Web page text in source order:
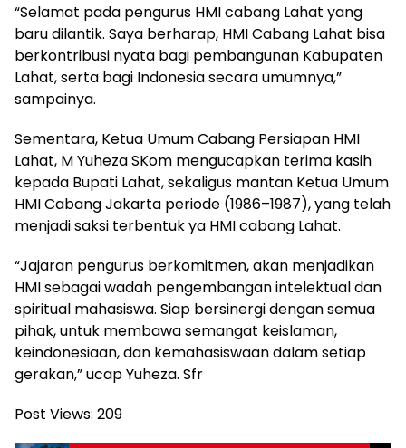
“Selamat pada pengurus HMI cabang Lahat yang
baru dilantik. Saya berharap, HMI Cabang Lahat bisa
berkontribusi nyata bagi pembangunan Kabupaten
Lahat, serta bagi Indonesia secara umumnya,”
sampainya.
Sementara, Ketua Umum Cabang Persiapan HMI
Lahat, M Yuheza SKom mengucapkan terima kasih
kepada Bupati Lahat, sekaligus mantan Ketua Umum
HMI Cabang Jakarta periode (1986–1987), yang telah
menjadi saksi terbentuk ya HMI cabang Lahat.
“Jajaran pengurus berkomitmen, akan menjadikan
HMI sebagai wadah pengembangan intelektual dan
spiritual mahasiswa. Siap bersinergi dengan semua
pihak, untuk membawa semangat keislaman,
keindonesiaan, dan kemahasiswaan dalam setiap
gerakan,” ucap Yuheza. Sfr
Post Views: 209